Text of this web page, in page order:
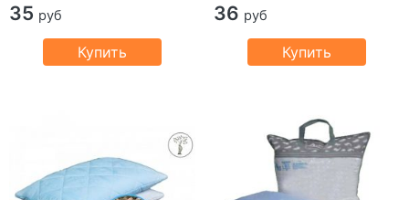
35 руб
Купить
36 руб
Купить